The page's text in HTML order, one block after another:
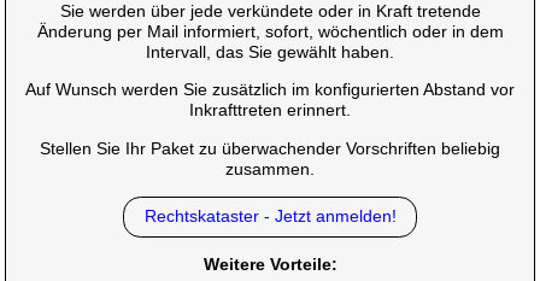
Sie werden über jede verkündete oder in Kraft tretende
Änderung per Mail informiert, sofort, wöchentlich oder in dem
Intervall, das Sie gewählt haben.
Auf Wunsch werden Sie zusätzlich im konfigurierten Abstand vor
Inkrafttreten erinnert.
Stellen Sie Ihr Paket zu überwachender Vorschriften beliebig
zusammen.
Rechtskataster - Jetzt anmelden!
Weitere Vorteile: